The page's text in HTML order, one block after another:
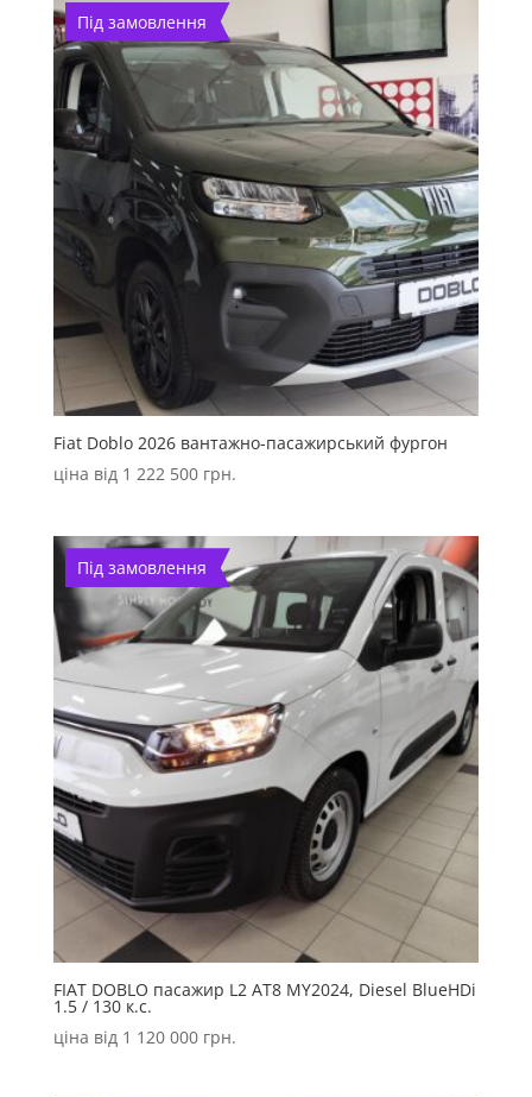
000 грн..
Під замовлення
Fiat Doblo 2026 вантажно-пасажирський фургон
ціна від 1 222 500 грн.
Під замовлення
FIAT DOBLO пасажир L2 AT8 MY2024, Diesel BlueHDi
1.5 / 130 к.с.
ціна від 1 120 000 грн.